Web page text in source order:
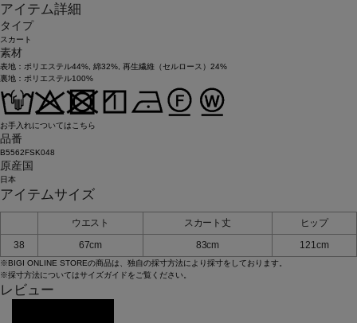
アイテム詳細
タイプ
スカート
素材
表地：ポリエステル44%, 綿32%, 再生繊維（セルロース）24%
裏地：ポリエステル100%
お手入れについてはこちら
品番
B5562FSK048
原産国
日本
アイテムサイズ
ウエスト スカート丈
ヒップ
38
67cm 83cm 121cm
※BIGI ONLINE STOREの商品は、独自の採寸方法により採寸をしております。
※採寸方法についてはサイズガイドをご覧ください。
レビュー